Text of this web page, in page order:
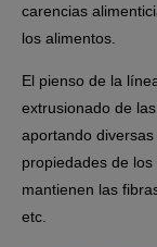
carencias
los alimentos.
El pienso de la
extrusionado de
aportando
propiedades de
mantienen las
etc.